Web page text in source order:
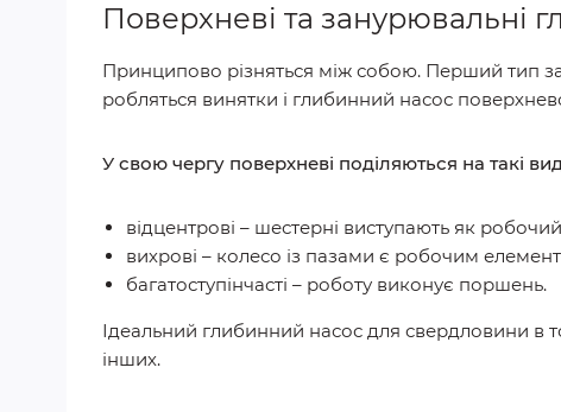
Поверхневі та занурювальні
Принципово різняться між собою. Перший тип
робляться винятки і глибинний насос
У свою чергу поверхневі поділяються на такі
відцентрові – шестерні виступають як
вихрові – колесо із пазами є робочим
багатоступінчасті – роботу виконує поршень.
Ідеальний глибинний насос для свердловини в
інших.